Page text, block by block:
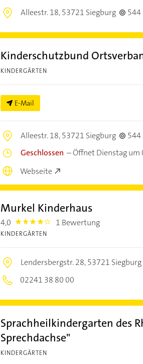
Alleestr. 18,53721 Siegburg 544
Kinderschutzbund
KINDERGÄRTEN
E-Mail
Alleestr. 18,53721 Siegburg
544
Geschlossen –Öffnet Dienstag um
Webseite
Murkel Kinderhaus
4,0 4.0 1 Bewertung
KINDERGÄRTEN
Lendersbergstr. 28,53721 Siegburg
02241 38 80 00
Sprachheilkindergarten des
Sprechdachse"
KINDERGÄRTEN